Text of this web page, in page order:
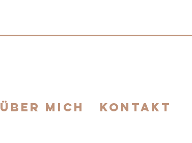
ÜBER MICH KONTAKT